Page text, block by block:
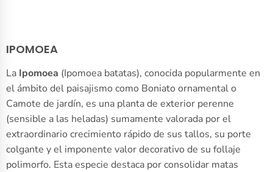
IPOMOEA
La Ipomoea (Ipomoea batatas), conocida popularmente en
el ámbito del paisajismo como Boniato ornamental o
Camote de jardín, es una planta de exterior perenne
(sensible a las heladas) sumamente valorada por el
extraordinario crecimiento rápido de sus tallos, su porte
colgante y el imponente valor decorativo de su follaje
polimorfo. Esta especie destaca por consolidar matas